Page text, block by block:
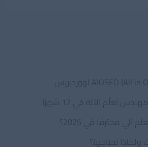
تعلّم الآلة في 12 شهرًا
محترفًا في 2025؟
نحتاجها؟